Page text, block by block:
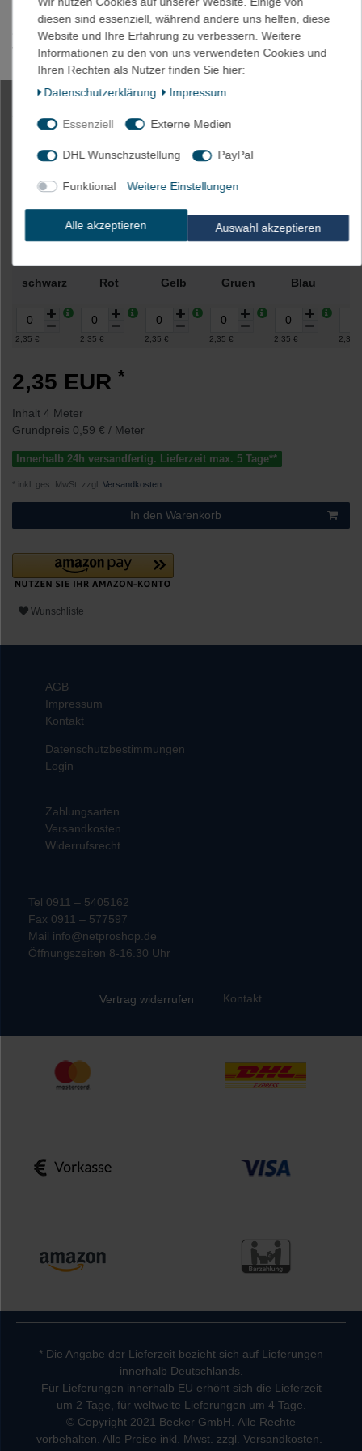
HINWEIS: Es könnte kleine Unterschiede zwischen der
abgebildeten Farbe und der tatsächlichen Farbe geben aufgrund
von Lichteinfall, Helligkeit des Monitors, Kontrasteinstellung etc.
4m Akku Schrumpfschlauch 30mm
Flachmaß = 19mm Ø
schwarz Rot Gelb Gruen Blau
2,35 € 2,35 € 2,35 € 2,35 € 2,35 € 2,35
2,35 EUR *
Inhalt 4 Meter
Grundpreis 0,59 € / Meter
Innerhalb 24h versandfertig. Lieferzeit max. 5 Tage**
* inkl. ges. MwSt. zzgl. Versandkosten
In den Warenkorb
Wunschliste
AGB
Impressum
Kontakt
Datenschutzbestimmungen
Login
Zahlungsarten
Versandkosten
Widerrufsrecht
Tel 0911 – 5405162
Fax 0911 – 577597
Mail info@netproshop.de
Öffnungszeiten 8-16.30 Uhr
Vertrag widerrufen Kontakt
* Die Angabe der Lieferzeit bezieht sich auf Lieferungen
innerhalb Deutschlands.
Für Lieferungen innerhalb EU erhöht sich die Lieferzeit
um 2 Tage, für weltweite Lieferungen um 4 Tage.
© Copyright 2021 Becker GmbH. Alle Rechte
vorbehalten. Alle Preise inkl. Mwst. zzgl. Versandkosten.
diesen sind essenziell, während andere uns helfen, diese
Website und Ihre Erfahrung zu verbessern. Weitere
Informationen zu den von uns verwendeten Cookies und
Ihren Rechten als Nutzer finden Sie hier:
Daten­schutz­erklärung
Impressum
Essenziell Externe Medien
DHL Wunschzustellung PayPal
Funktional Weitere Einstellungen
Alle akzeptieren Auswahl akzeptieren